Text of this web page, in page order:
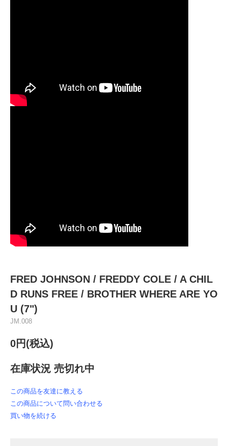
FRED JOHNSON / FREDDY COLE / A CHIL
D RUNS FREE / BROTHER WHERE ARE YO
U (7")
JM.008
0円(税込)
在庫状況 売切れ中
この商品を友達に教える
この商品について問い合わせる
買い物を続ける